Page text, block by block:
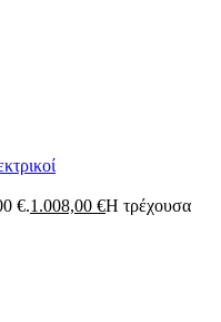
€.1.008,00 €Η τρέχουσα